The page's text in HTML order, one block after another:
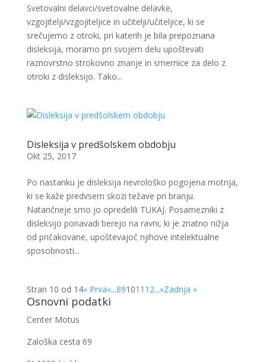
Svetovalni delavci/svetovalne delavke,
vzgojitelji/vzgojiteljice in učitelji/učiteljice, ki se
srečujemo z otroki, pri katerih je bila prepoznana
disleksija, moramo pri svojem delu upoštevati
raznovrstno strokovno znanje in smernice za delo z
otroki z disleksijo. Tako...
Disleksija v predšolskem obdobju
Okt 25, 2017
Po nastanku je disleksija nevrološko pogojena motnja,
ki se kaže predvsem skozi težave pri branju.
Natančneje smo jo opredelili TUKAJ. Posamezniki z
disleksijo ponavadi berejo na ravni, ki je znatno nižja
od pričakovane, upoštevajoč njihove intelektualne
sposobnosti...
Stran 10 od 14« Prva«...891011 12...»Zadnja »
Osnovni podatki
Center Motus
Zaloška cesta 69